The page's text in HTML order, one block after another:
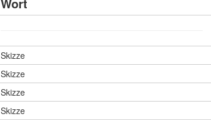
Skizze
Skizze
Skizze
Skizze